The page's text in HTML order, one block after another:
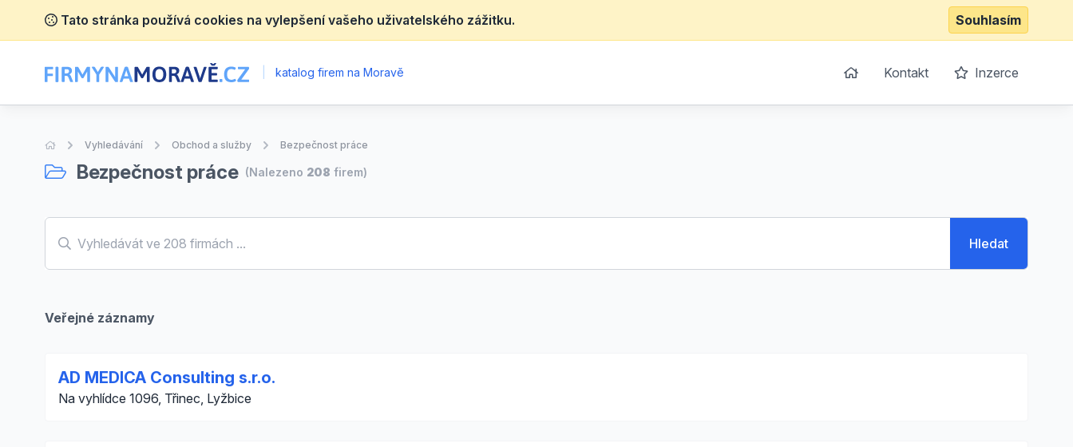
Tato stránka používá cookies na vylepšení vašeho uživatelského zážitku. Souhlasím
katalog firem na Moravě Kontakt Inzerce
Úvodní stránka
Vyhledávání Obchod a služby Bezpečnost práce
Bezpečnost práce (Nalezeno 208 firem)
Hledat
Veřejné záznamy
AD MEDICA Consulting s.r.o.
Na vyhlídce 1096, Třinec, Lyžbice